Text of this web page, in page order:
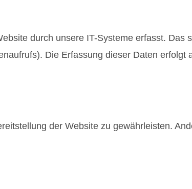
durch unsere IT-Systeme erfasst. Das
Die Erfassung dieser Daten erfolgt
der Website zu gewährleisten.